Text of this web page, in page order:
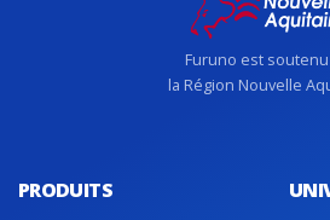
Furuno est
la Région Nouvelle
PRODUITS